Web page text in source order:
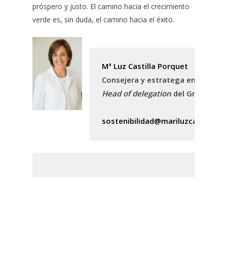
próspero y justo. El camino hacia el crecimiento
verde es, sin duda, el camino hacia el éxito.
Head of delegation del Grupo